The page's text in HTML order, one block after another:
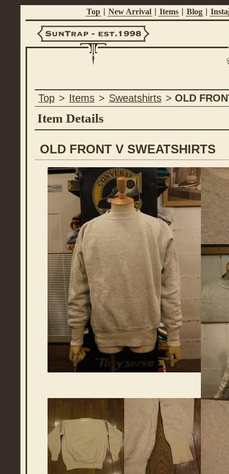
Top New Arrival Items Blog
Est.1998
Top > Items > Sweatshirts > OLD
Item Details
OLD FRONT V SWEATSHIRTS